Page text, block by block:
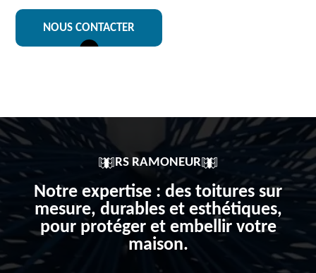
NOUS CONTACTER
RS RAMONEUR
Notre expertise : des toitures sur
mesure, durables et esthétiques,
pour protéger et embellir votre
maison.